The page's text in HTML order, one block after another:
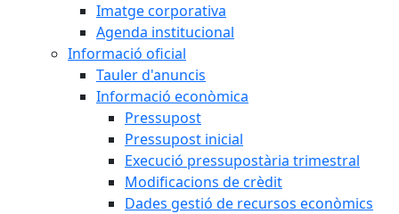
Imatge corporativa
Agenda institucional
Informació oficial
Tauler d'anuncis
Informació econòmica
Pressupost
Pressupost inicial
Execució pressupostària trimestral
Modificacions de crèdit
Dades gestió de recursos econòmics